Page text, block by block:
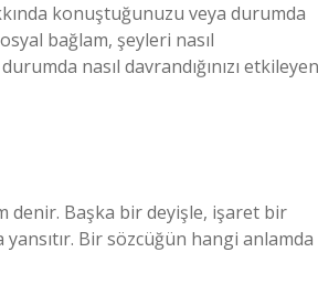
konuştuğunuzu veya durumda
bağlam, şeyleri nasıl
nasıl davrandığınızı etkileyen
denir. Başka bir deyişle, işaret bir
Bir sözcüğün hangi anlamda